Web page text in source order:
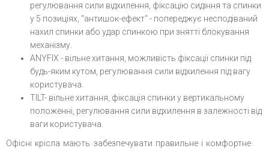
регулювання сили відхилення, фіксацію сидіння та спинки
у 5 позиціях, "антишок-ефект" - попереджує несподіваний
нахил спинки або удар спинкою при знятті блокування
механізму.
ANYFIX - вільне хитання, можливість фіксації спинки під
будь-яким кутом, регулювання сили відхилення під вагу
користувача.
TILT- вільне хитання, фіксація спинки у вертикальному
положенні, регулювання сили відхилення в залежності від
ваги користувача.
Офісні крісла мають забезпечувати правильне і комфортне